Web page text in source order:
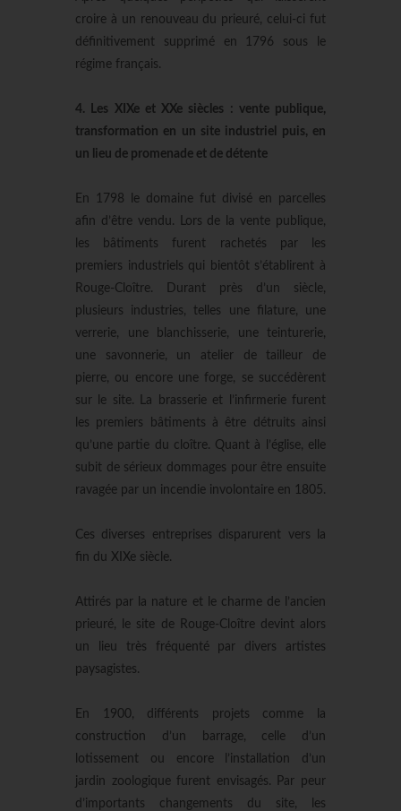
croire à un renouveau du prieuré, celui-ci fut
définitivement supprimé en 1796 sous le
régime français.
4. Les XIXe et XXe siècles : vente publique,
transformation en un site industriel puis, en
un lieu de promenade et de détente
En 1798 le domaine fut divisé en parcelles
afin d’être vendu. Lors de la vente publique,
les bâtiments furent rachetés par les
premiers industriels qui bientôt s’établirent à
Rouge-Cloître. Durant près d’un siècle,
plusieurs industries, telles une filature, une
verrerie, une blanchisserie, une teinturerie,
une savonnerie, un atelier de tailleur de
pierre, ou encore une forge, se succédèrent
sur le site. La brasserie et l’infirmerie furent
les premiers bâtiments à être détruits ainsi
qu’une partie du cloître. Quant à l’église, elle
subit de sérieux dommages pour être ensuite
ravagée par un incendie involontaire en 1805.
Ces diverses entreprises disparurent vers la
fin du XIXe siècle.
Attirés par la nature et le charme de l’ancien
prieuré, le site de Rouge-Cloître devint alors
un lieu très fréquenté par divers artistes
paysagistes.
En 1900, différents projets comme la
construction d’un barrage, celle d’un
lotissement ou encore l’installation d’un
jardin zoologique furent envisagés. Par peur
d’importants changements du site, les